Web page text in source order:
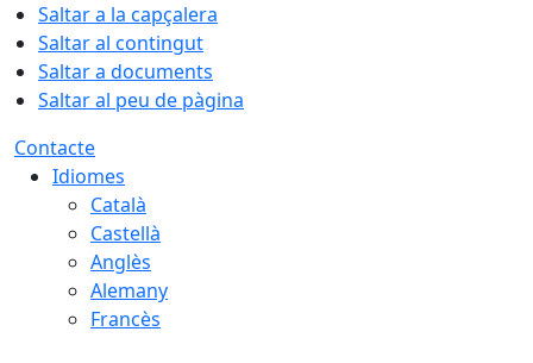
Saltar a la capçalera
Saltar al contingut
Saltar a documents
Saltar al peu de pàgina
Contacte
Idiomes
Català
Castellà
Anglès
Alemany
Francès